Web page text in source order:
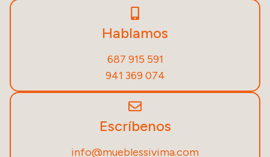
Hablamos
687 915 591
941 369 074
Escríbenos
info@mueblessivima.com